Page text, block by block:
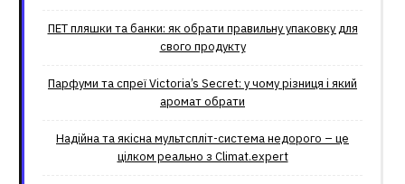
ПЕТ пляшки та банки: як обрати правильну упаковку для
свого продукту
Парфуми та спреї Victoria’s Secret: у чому різниця і який
аромат обрати
Надійна та якісна мультспліт-система недорого – це
цілком реально з Climat.еxpert